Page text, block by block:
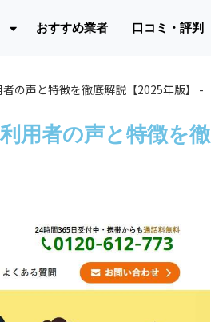
おすすめ業者 口コミ・評判
の声と特徴を徹底解説【2025年版】 -
用者の声と特徴を徹